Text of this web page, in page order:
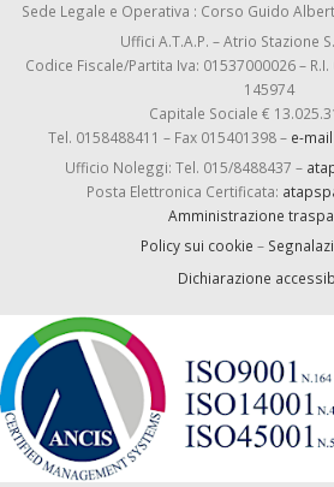
Sede Legale e Operativa : Corso Guido
Uffici A.T.A.P. – Atrio Stazione
Codice Fiscale/Partita Iva: 01537000026 – R.I.
145974
Capitale Sociale €
Tel. 0158488411 – Fax 015401398 – e-
Ufficio Noleggi: Tel. 015/8488437 –
Posta Elettronica Certificata:
Amministrazione
Policy sui cookie –
Dichiarazione